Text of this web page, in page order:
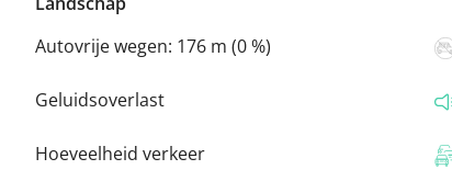
Autovrije wegen: 176 m (0 %)
Geluidsoverlast
Hoeveelheid verkeer